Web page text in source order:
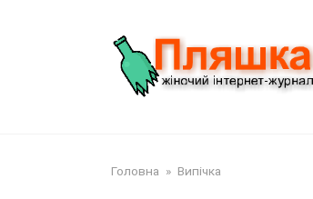
Головна » Випічка